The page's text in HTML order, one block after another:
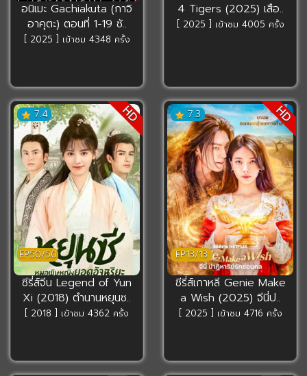
อนิเมะ Gachiakuta (กาจิ
อาคุตะ) ตอนที่ 1-19 ซั..
[ 2025 ] เข้าชม 4348 ครั้ง
4 Tigers (2025) เสือ..
[ 2025 ] เข้าชม 4005 ครั้ง
7.4
EP50/50
HD
ซีรี่ส์จีน Legend of Yun
Xi (2018) ตำนานหยุนซ..
[ 2018 ] เข้าชม 4362 ครั้ง
7.3
EP13/13
HD
ซีรี่ส์เกาหลี Genie Make
a Wish (2025) จีนี่ป..
[ 2025 ] เข้าชม 4716 ครั้ง